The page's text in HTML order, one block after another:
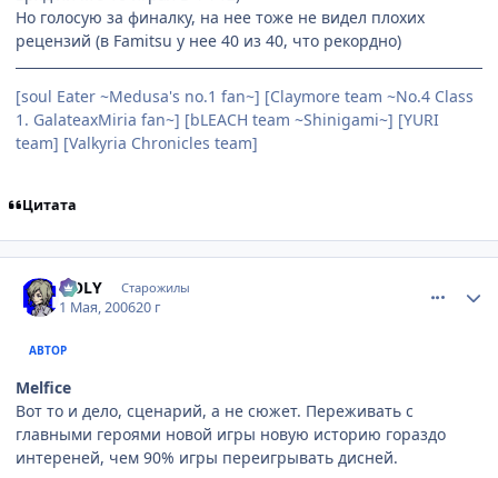
Но голосую за финалку, на нее тоже не видел плохих
рецензий (в Famitsu у нее 40 из 40, что рекордно)
[soul Eater ~Medusa's no.1 fan~] [Claymore team ~No.4 Class
1. GalateaxMiria fan~] [bLEACH team ~Shinigami~] [YURI
team] [Valkyria Chronicles team]
Цитата
HOLY Старожилы
1 Мая, 200620 г
АВТОР
Melfice
Вот то и дело, сценарий, а не сюжет. Переживать с
главными героями новой игры новую историю гораздо
интереней, чем 90% игры переигрывать дисней.